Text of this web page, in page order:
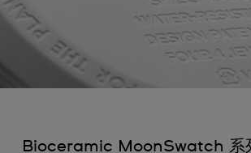
Bioceramic MoonSwatch 系